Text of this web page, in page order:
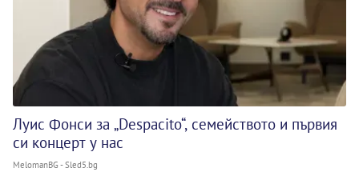
Луис Фонси за „Despacito“, семейството и първия
си концерт у нас
MelomanBG - Sled5.bg